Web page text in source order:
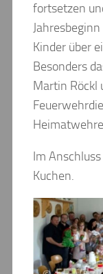
fortsetzen
Kinder über
Besonders
Martin Röckl
Im
Kuchen.